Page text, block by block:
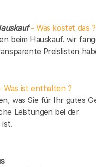
- Was kostet das ?
beim Hauskauf. wir
Preislisten
ist enthalten ?
was Sie für Ihr gutes
Leistungen bei der
ist.